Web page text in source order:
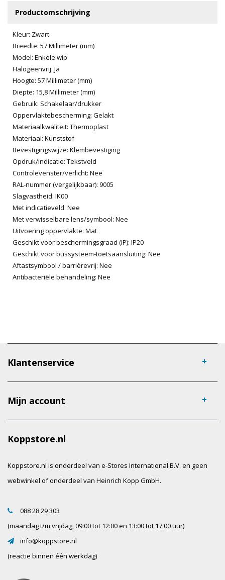
Productomschrijving
Kleur: Zwart
Breedte: 57 Millimeter (mm)
Model: Enkele wip
Halogeenvrij: Ja
Hoogte: 57 Millimeter (mm)
Diepte: 15,8 Millimeter (mm)
Gebruik: Schakelaar/drukker
Oppervlaktebescherming: Gelakt
Materiaalkwaliteit: Thermoplast
Materiaal: Kunststof
Bevestigingswijze: Klembevestiging
Opdruk/indicatie: Tekstveld
Controlevenster/verlicht: Nee
RAL-nummer (vergelijkbaar): 9005
Slagvastheid: IK00
Met indicatieveld: Nee
Met verwisselbare lens/symbool: Nee
Uitvoering oppervlakte: Mat
Geschikt voor beschermingsgraad (IP): IP20
Geschikt voor bussysteem-toetsaansluiting: Nee
Aftastsymbool / barrièrevrij: Nee
Antibacteriële behandeling: Nee
Klantenservice
Mijn account
Koppstore.nl
Koppstore.nl is onderdeel van e-Stores International B.V. en geen
webwinkel of onderdeel van Heinrich Kopp GmbH.
088 28 29 303
(maandag t/m vrijdag, 09:00 tot 12:00 en 13:00 tot 17:00 uur)
info@koppstore.nl
(reactie binnen één werkdag)